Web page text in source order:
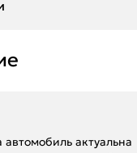
передвижения
климат контроль
автомoбиль актуальна